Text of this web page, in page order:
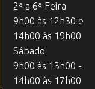
2ª a 6ª Feira
9h00 às 12h30 e
14h00 às 19h00
Sábado
9h00 às 13h00 -
14h00 às 17h00